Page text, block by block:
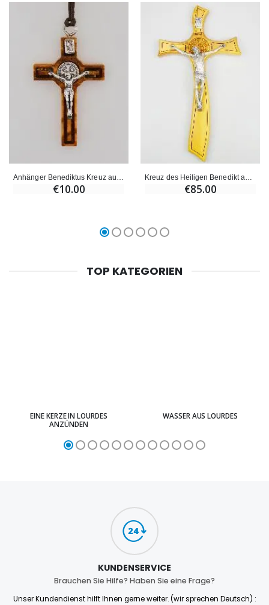
€10.00 €85.00
TOP KATEGORIEN
EINE KERZE IN LOURDES
ANZÜNDEN
WASSER AUS LOURDES
KUNDENSERVICE
Brauchen Sie Hilfe? Haben Sie eine Frage?
Unser Kundendienst hilft Ihnen gerne weiter. (wir sprechen Deutsch) :